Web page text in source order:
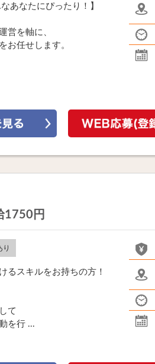
あなたにぴったり！】
営を軸に、
お任せします。
1750円
り
るスキルをお持ちの方！
て
を行 ...